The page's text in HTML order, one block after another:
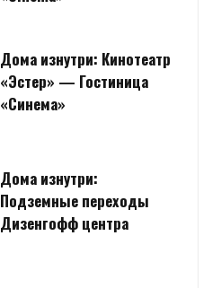
Дома изнутри: Кинотеатр
«Эстер» — Гостиница
«Синема»
Дома изнутри:
Подземные переходы
Дизенгофф центра